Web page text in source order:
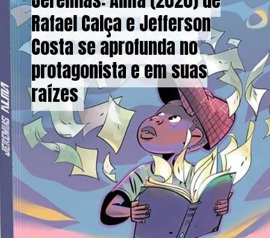
Rafael Calça e Jefferson
Costa se aprofunda no
protagonista e em suas
raízes
Rafael Calça e Jefferson
Costa se aprofunda no
protagonista e em suas
raízes